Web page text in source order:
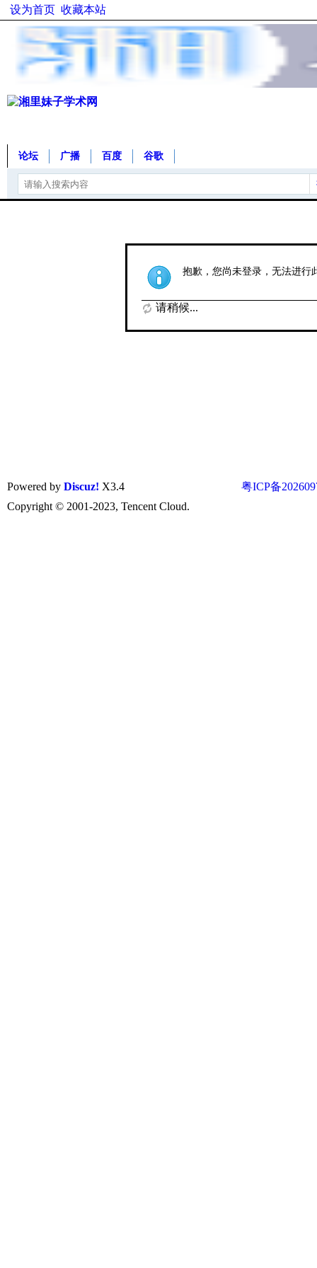
设为首页 收藏本站
论坛 广播 百度 谷歌
抱歉，您尚未登录，无法进行
请稍候...
粤ICP备
Powered by Discuz! X3.4
Copyright © 2001-2023, Tencent Cloud.